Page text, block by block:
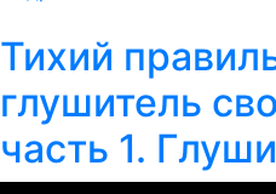
Тихий
глушитель
часть 1.